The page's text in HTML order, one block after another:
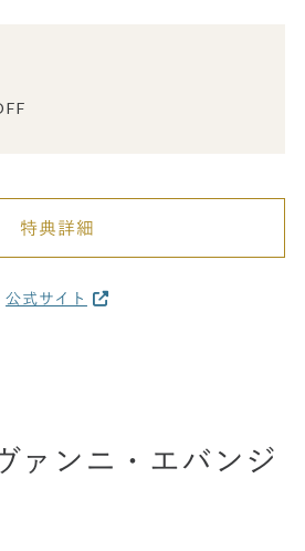
特典詳細
公式サイト
ァンニ・エバンジ